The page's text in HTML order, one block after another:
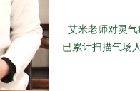
艾米老师对灵
已累计扫描气场